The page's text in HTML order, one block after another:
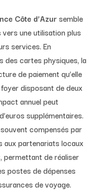
Côte d’Azur semble
une utilisation plus
services. En
des cartes physiques, la
de paiement qu’elle
disposant de deux
annuel peut
supplémentaires.
compensés par
aux partenariats locaux
, permettant de réaliser
postes de dépenses
de voyage.